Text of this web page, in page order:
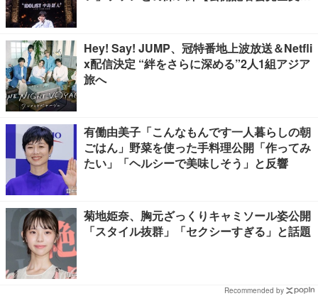
Hey! Say! JUMP、冠特番地上波放送＆Netfli
x配信決定 “絆をさらに深める”2人1組アジア
旅へ
有働由美子「こんなもんです一人暮らしの朝
ごはん」野菜を使った手料理公開「作ってみ
たい」「ヘルシーで美味しそう」と反響
菊地姫奈、胸元ざっくりキャミソール姿公開
「スタイル抜群」「セクシーすぎる」と話題
Recommended by